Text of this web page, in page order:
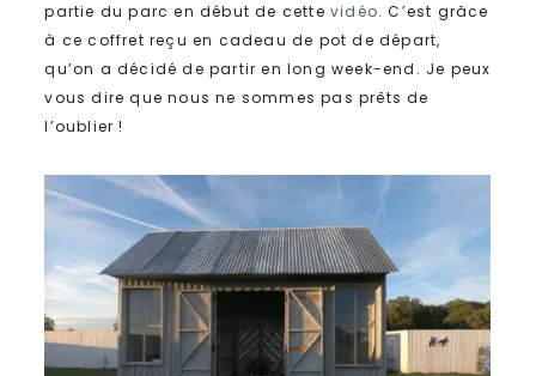
partie du parc en début de cette vidéo. C’est grâce
à ce coffret reçu en cadeau de pot de départ,
qu’on a décidé de partir en long week-end. Je peux
vous dire que nous ne sommes pas prêts de
l’oublier !